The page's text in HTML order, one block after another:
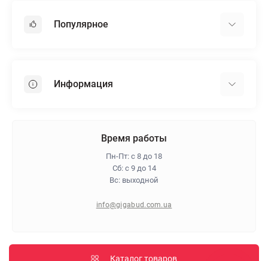
Популярное
Пенопласт
Информация
Политика конфиденциальности
Время работы
Пн-Пт: с 8 до 18
Сб: с 9 до 14
Вс: выходной
info@gigabud.com.ua
Каталог товаров